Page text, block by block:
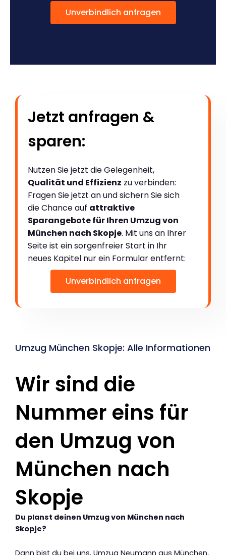
Unverbindlich anfragen
Jetzt anfragen &
sparen:
Nutzen Sie jetzt die Gelegenheit,
Qualität und Effizienz zu verbinden:
Fragen Sie jetzt an und sichern Sie sich
die Chance auf attraktive
Sparangebote für Ihren Umzug von
München nach Skopje. Mit uns an Ihrer
Seite ist ein sorgenfreier Start in Ihr
neues Kapitel nur ein Formular entfernt:
Unverbindlich anfragen
Umzug München Skopje: Alle Informationen
Wir sind die
Nummer eins für
den Umzug von
München nach
Skopje
Du planst deinen Umzug von München nach
Skopje?